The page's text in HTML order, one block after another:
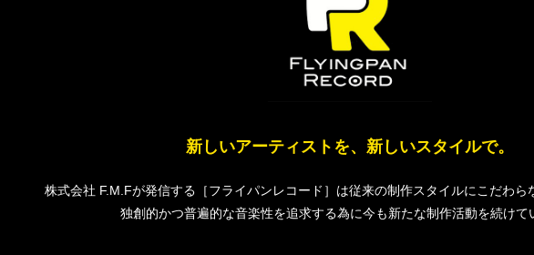
新しいアーティストを、新しいスタイルで。
株式会社 F.M.Fが発信する［フライパンレコード］は従来の制作スタイルにこだわら
独創的かつ普遍的な音楽性を追求する為に今も新たな制作活動を続けて